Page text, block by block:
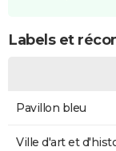
Labels et
Pavillon bleu
Ville d'art et